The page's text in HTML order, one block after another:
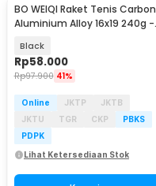
BO WEIQI Raket Tenis Carbon
Aluminium Alloy 16x19 240g -
Black
Rp58.000
Rp97.900 41%
Online JKTP
JKTB
JKTU
TGR CKP
PBKS
PDPK
Lihat Ketersediaan Stok